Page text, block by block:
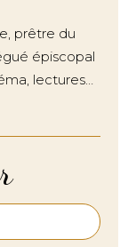
prêtre du
épiscopal
lectures…